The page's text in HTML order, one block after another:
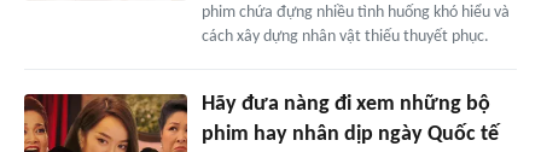
phim chứa đựng nhiều tình huống khó hiểu và
cách xây dựng nhân vật thiếu thuyết phục.
Hãy đưa nàng đi xem những bộ
phim hay nhân dịp ngày Quốc tế